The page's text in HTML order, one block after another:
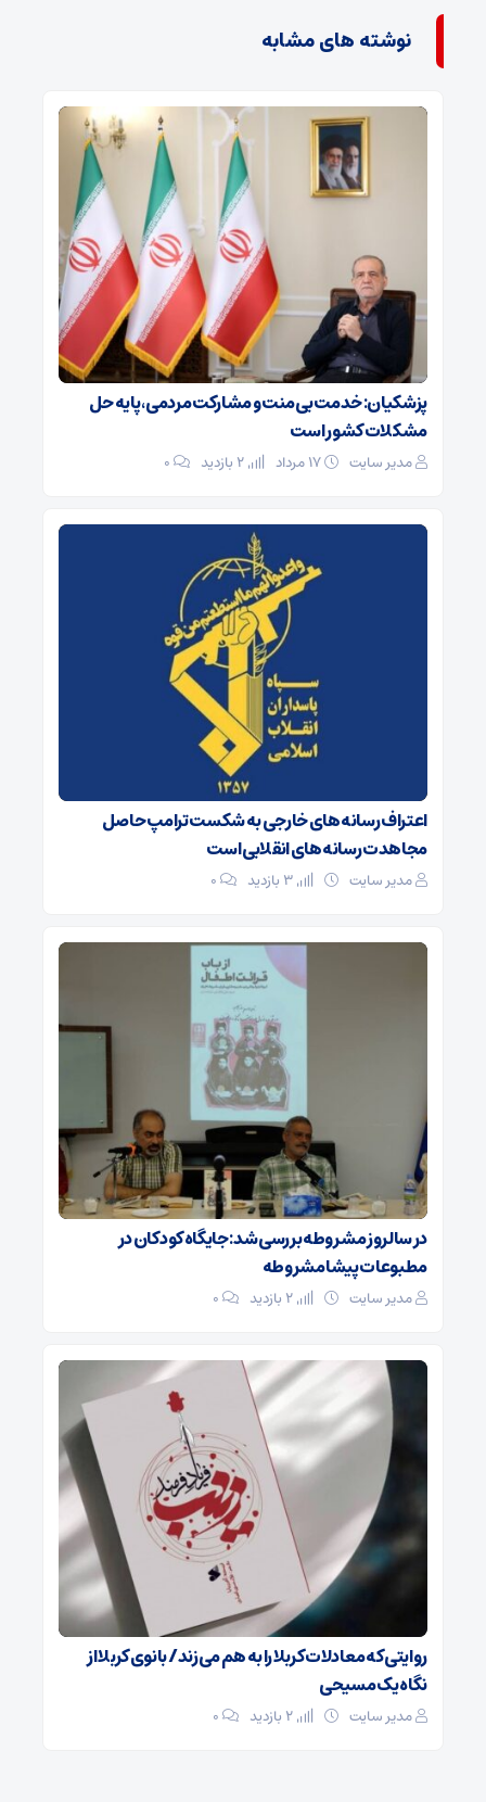
نوشته های مشابه
پزشکیان: خدمت بی‌منت و مشارکت مردمی، پایه حل
مشکلات کشور است
مدیر سایت ۰
اعتراف رسانه‌های خارجی به شکست ترامپ حاصل
مجاهدت رسانه‌های انقلابی است
مدیر سایت ۰
در سالروز مشروطه بررسی شد: جایگاه کودکان در
مطبوعات پیشامشروطه
مدیر سایت ۰
روایتی که معادلات کربلا را به هم می‌زند/ بانوی کربلا از
نگاه یک مسیحی
مدیر سایت ۰